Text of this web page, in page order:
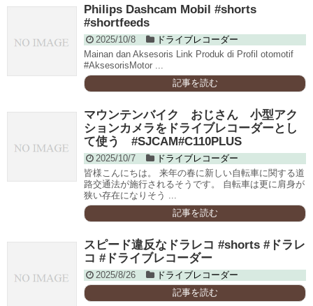
Philips Dashcam Mobil #shorts
#shortfeeds
2025/10/8
ドライブレコーダー
Mainan dan Aksesoris Link Produk di Profil otomotif
#AksesorisMotor ...
記事を読む
マウンテンバイク おじさん 小型アク
ションカメラをドライブレコーダーとし
て使う #SJCAM#C110PLUS
2025/10/7
ドライブレコーダー
皆様こんにちは。 来年の春に新しい自転車に関する道
路交通法が施行されるそうです。 自転車は更に肩身が
狭い存在になりそう ...
記事を読む
スピード違反なドラレコ #shorts #ドラレ
コ #ドライブレコーダー
2025/8/26
ドライブレコーダー
記事を読む